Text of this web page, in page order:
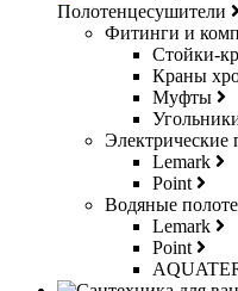
Полотенцесушители
Фитинги и
Стойки-
Краны
Муфты
Электрические
Lemark
Point
Водяные
Lemark
Point